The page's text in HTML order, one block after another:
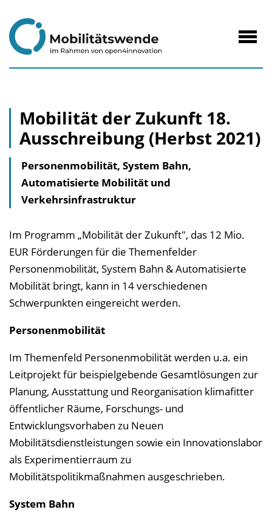
Inhalt
Mobilität der Zukunft 18.
Ausschreibung (Herbst 2021)
Personenmobilität, System Bahn,
Automatisierte Mobilität und
Verkehrsinfrastruktur
Im Programm „Mobilität der Zukunft", das 12 Mio.
EUR Förderungen für die Themenfelder
Personenmobilität, System Bahn & Automatisierte
Mobilität bringt, kann in 14 verschiedenen
Schwerpunkten eingereicht werden.
Personenmobilität
Im Themenfeld Personenmobilität werden u.a. ein
Leitprojekt für beispielgebende Gesamtlösungen zur
Planung, Ausstattung und Reorganisation klimafitter
öffentlicher Räume, Forschungs- und
Entwicklungsvorhaben zu Neuen
Mobilitätsdienstleistungen sowie ein Innovationslabor
als Experimentierraum zu
Mobilitätspolitikmaßnahmen ausgeschrieben.
System Bahn